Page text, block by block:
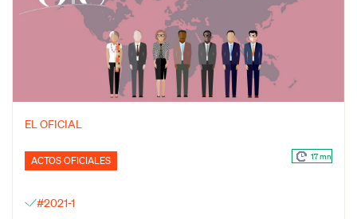
EL OFICIAL
ACTOS OFICIALES 17 mn
#2021-1